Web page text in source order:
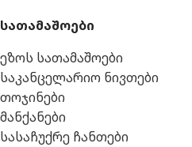
სათამაშოები
ეზოს სათამაშოები
საკანცელარიო ნივთები
თოჯინები
მანქანები
სასაჩუქრე ჩანთები